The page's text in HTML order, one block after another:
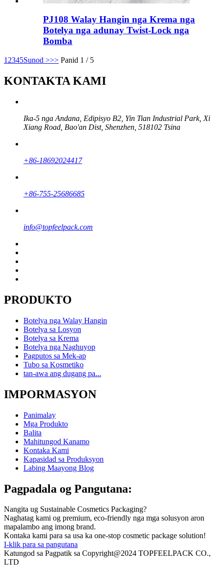
PJ108 Walay Hangin nga Krema nga
Botelya nga adunay Twist-Lock nga
Bomba
1 2345Sunod >>> Panid 1 / 5
KONTAKTA KAMI
Ika-5 nga Andana, Edipisyo B2, Yin Tian Industrial Park, Xi
Xiang Road, Bao'an Dist, Shenzhen, 518102 Tsina
+86-18692024417
+86-755-25686685
info@topfeelpack.com
PRODUKTO
Botelya nga Walay Hangin
Botelya sa Losyon
Botelya sa Krema
Botelya nga Naghuyop
Pagputos sa Mek-ap
Tubo sa Kosmetiko
tan-awa ang dugang pa...
IMPORMASYON
Panimalay
Mga Produkto
Balita
Mahitungod Kanamo
Kontaka Kami
Kapasidad sa Produksyon
Labing Maayong Blog
Pagpadala og Pangutana:
Nangita ug Sustainable Cosmetics Packaging?
Naghatag kami og premium, eco-friendly nga mga solusyon aron
mapalambo ang imong brand.
Kontaka kami para sa usa ka one-stop cosmetic package solution!
I-klik para sa pangutana
Katungod sa Pagpatik sa Copyright@2024 TOPFEELPACK CO.,
LTD